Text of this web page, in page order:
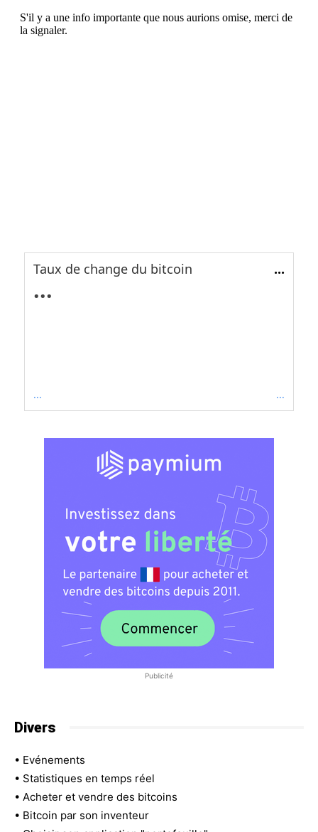
Taux de change du bitcoin ...
...
... ...
Publicité
Divers
• Evénements
• Statistiques en temps réel
• Acheter et vendre des bitcoins
• Bitcoin par son inventeur